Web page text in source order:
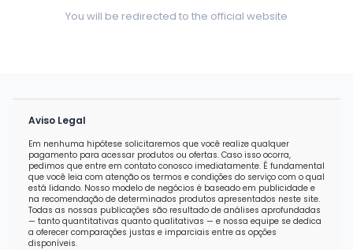
You will be redirected to the official website
Aviso Legal
Em nenhuma hipótese solicitaremos que você realize qualquer
pagamento para acessar produtos ou ofertas. Caso isso ocorra,
pedimos que entre em contato conosco imediatamente. É fundamental
que você leia com atenção os termos e condições do serviço com o qual
está lidando. Nosso modelo de negócios é baseado em publicidade e
na recomendação de determinados produtos apresentados neste site.
Todas as nossas publicações são resultado de análises aprofundadas
— tanto quantitativas quanto qualitativas — e nossa equipe se dedica
a oferecer comparações justas e imparciais entre as opções
disponíveis.